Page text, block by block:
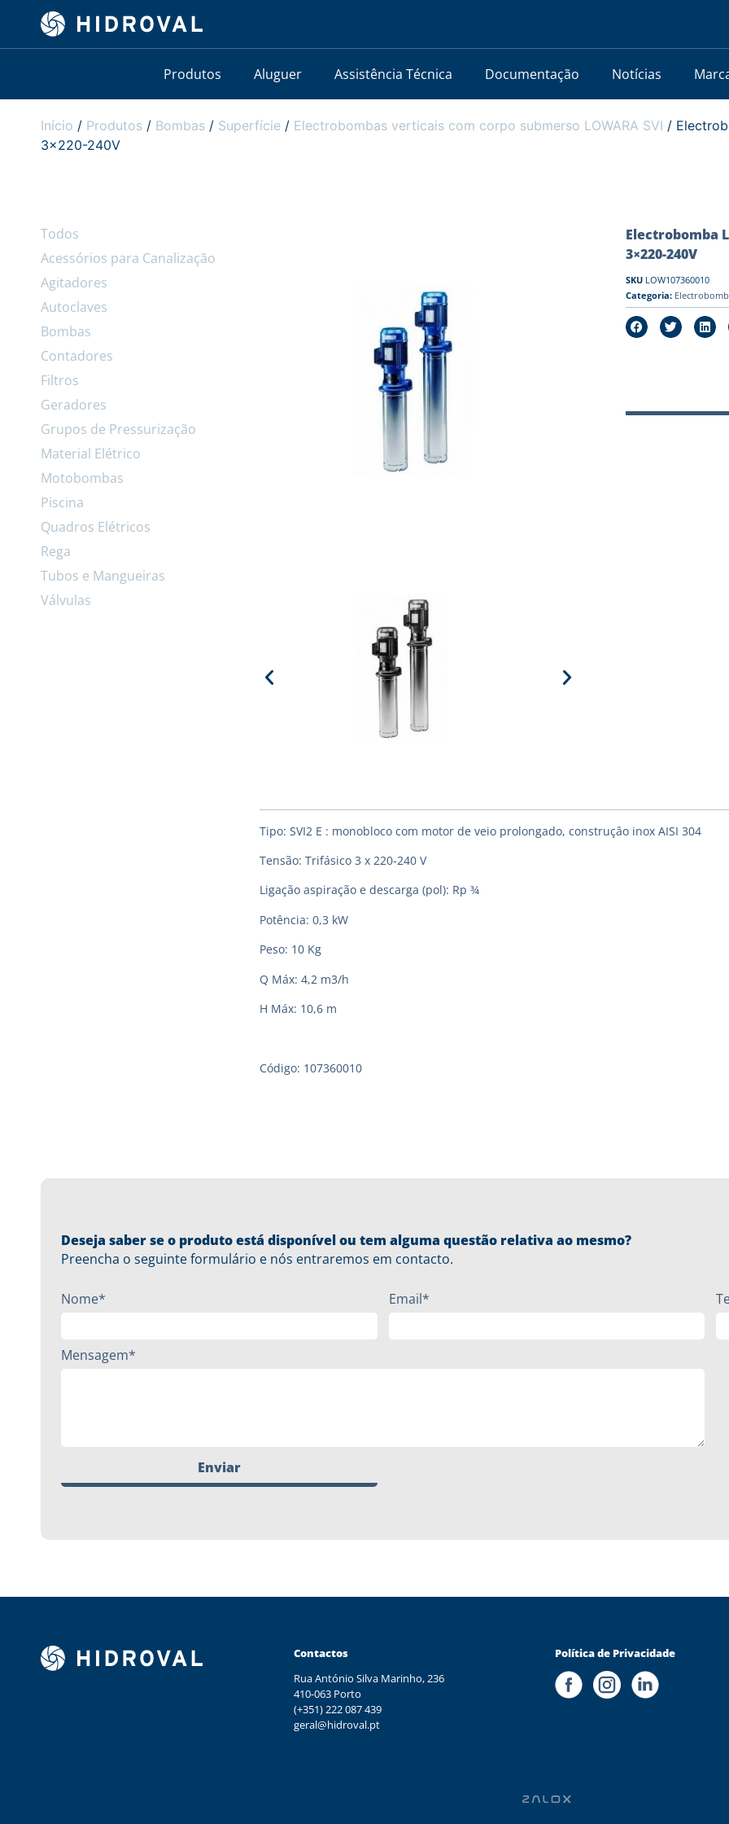
Produtos Aluguer Assistência Técnica Documentação Notícias
Início / Produtos / Bombas / Superfície / Electrobombas verticais com corpo submerso LOWARA SVI /
3×220-240V
Todos
Acessórios para Canalização
Agitadores
Autoclaves
Bombas
Contadores
Filtros
Geradores
Grupos de Pressurização
Material Elétrico
Motobombas
Piscina
Quadros Elétricos
Rega
Tubos e Mangueiras
Válvulas
Electrobomba
3×220-240V
SKU LOW107360010
Categoria:
Tipo: SVI2 E : monobloco com motor de veio prolongado, construçâo inox AISI 304
Tensão: Trifásico 3 x 220-240 V
Ligação aspiração e descarga (pol): Rp ¾
Potência: 0,3 kW
Peso: 10 Kg
Q Máx: 4,2 m3/h
H Máx: 10,6 m
Código: 107360010
Deseja saber se o produto está disponível ou tem alguma questão relativa ao mesmo?
Preencha o seguinte formulário e nós entraremos em contacto.
Nome* Email*
Mensagem*
Enviar
Contactos
Rua António Silva Marinho, 236
410-063 Porto
(+351) 222 087 439
geral@hidroval.pt
Política de Privacidade